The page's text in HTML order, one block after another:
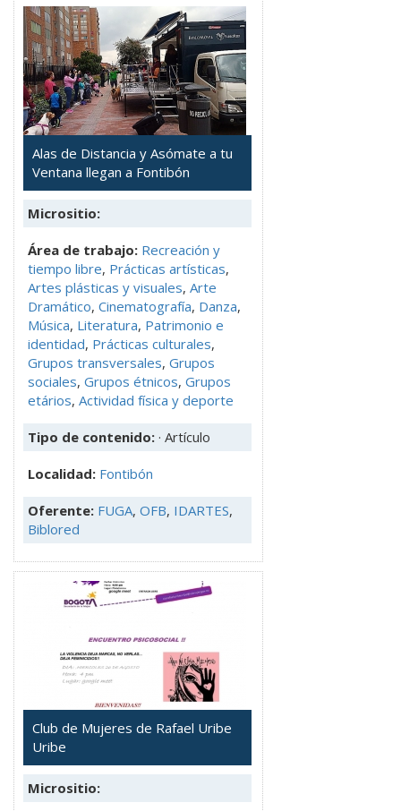
Alas de Distancia y Asómate a tu
Ventana llegan a Fontibón
Micrositio:
Área de trabajo: Recreación y
tiempo libre, Prácticas artísticas,
Artes plásticas y visuales, Arte
Dramático, Cinematografía, Danza,
Música, Literatura, Patrimonio e
identidad, Prácticas culturales,
Grupos transversales, Grupos
sociales, Grupos étnicos, Grupos
etários, Actividad física y deporte
Tipo de contenido: · Artículo
Localidad: Fontibón
Oferente: FUGA, OFB, IDARTES,
Biblored
Club de Mujeres de Rafael Uribe
Uribe
Micrositio: